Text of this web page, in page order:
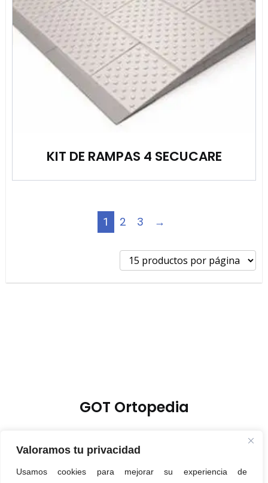
Valoramos tu privacidad
Usamos cookies para mejorar su experiencia de
KIT DE RAMPAS 4 SECUCARE
1 2 3 →
GOT Ortopedia
Política de Privacidad